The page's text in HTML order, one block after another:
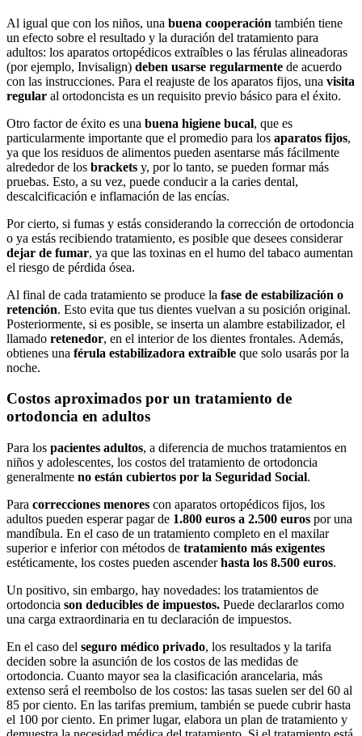
Al igual que con los niños, una buena cooperación también tiene
un efecto sobre el resultado y la duración del tratamiento para
adultos: los aparatos ortopédicos extraíbles o las férulas alineadoras
(por ejemplo, Invisalign) deben usarse regularmente de acuerdo
con las instrucciones. Para el reajuste de los aparatos fijos, una visita
regular al ortodoncista es un requisito previo básico para el éxito.
Otro factor de éxito es una buena higiene bucal, que es
particularmente importante que el promedio para los aparatos fijos,
ya que los residuos de alimentos pueden asentarse más fácilmente
alrededor de los brackets y, por lo tanto, se pueden formar más
pruebas. Esto, a su vez, puede conducir a la caries dental,
descalcificación e inflamación de las encías.
Por cierto, si fumas y estás considerando la corrección de ortodoncia
o ya estás recibiendo tratamiento, es posible que desees considerar
dejar de fumar, ya que las toxinas en el humo del tabaco aumentan
el riesgo de pérdida ósea.
Al final de cada tratamiento se produce la fase de estabilización o
retención. Esto evita que tus dientes vuelvan a su posición original.
Posteriormente, si es posible, se inserta un alambre estabilizador, el
llamado retenedor, en el interior de los dientes frontales. Además,
obtienes una férula estabilizadora extraíble que solo usarás por la
noche.
Costos aproximados por un tratamiento de
ortodoncia en adultos
Para los pacientes adultos, a diferencia de muchos tratamientos en
niños y adolescentes, los costos del tratamiento de ortodoncia
generalmente no están cubiertos por la Seguridad Social.
Para correcciones menores con aparatos ortopédicos fijos, los
adultos pueden esperar pagar de 1.800 euros a 2.500 euros por una
mandíbula. En el caso de un tratamiento completo en el maxilar
superior e inferior con métodos de tratamiento más exigentes
estéticamente, los costes pueden ascenderhasta los 8.500 euros.
Un positivo, sin embargo, hay novedades: los tratamientos de
ortodoncia son deducibles de impuestos. Puede declararlos como
una carga extraordinaria en tu declaración de impuestos.
En el caso del seguro médico privado, los resultados y la tarifa
deciden sobre la asunción de los costos de las medidas de
ortodoncia. Cuanto mayor sea la clasificación arancelaria, más
extenso será el reembolso de los costos: las tasas suelen ser del 60 al
85 por ciento. En las tarifas premium, también se puede cubrir hasta
el 100 por ciento. En primer lugar, elabora un plan de tratamiento y